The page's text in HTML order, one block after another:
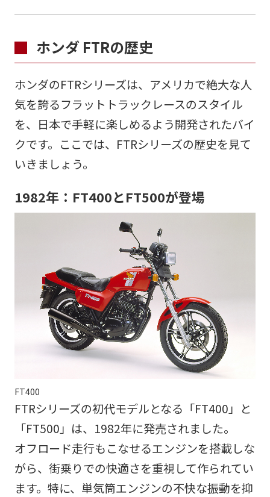
ホンダ FTRの歴史
ホンダのFTRシリーズは、アメリカで絶大な人
気を誇るフラットトラックレースのスタイル
を、日本で手軽に楽しめるよう開発されたバイ
クです。ここでは、FTRシリーズの歴史を見て
いきましょう。
1982年：FT400とFT500が登場
FT400
FTRシリーズの初代モデルとなる「FT400」と
「FT500」は、1982年に発売されました。
オフロード走行もこなせるエンジンを搭載しな
がら、街乗りでの快適さを重視して作られてい
ます。特に、単気筒エンジンの不快な振動を抑